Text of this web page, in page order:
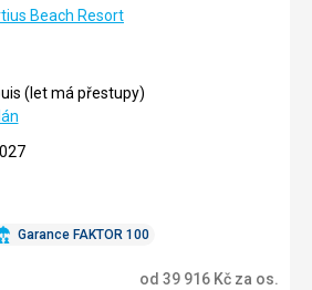
Beach Resort
Garance FAKTOR 100
(let má přestupy)
od 39 916 Kč za os.